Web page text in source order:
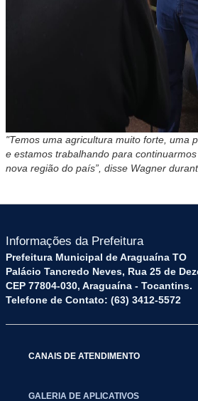
"Temos uma agricultura muito forte, uma
e estamos trabalhando para
nova região do país”, disse Wagner
Informações da Prefeitura
Prefeitura Municipal de Araguaína TO
Palácio Tancredo Neves, Rua 25 de
CEP 77804-030, Araguaína - Tocantins.
Telefone de Contato: (63) 3412-5572
CANAIS DE ATENDIMENTO
GALERIA DE APLICATIVOS